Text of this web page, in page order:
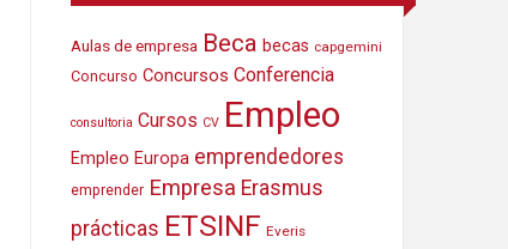
Aulas de empresa Beca becas capgemini
Concurso Concursos Conferencia
consultoria Cursos CV Empleo
Empleo Europa emprendedores
emprender Empresa Erasmus
prácticas ETSINF Everis